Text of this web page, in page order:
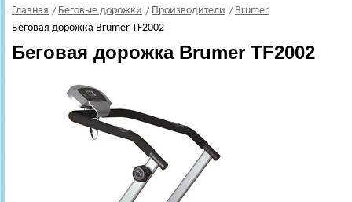
Главная Беговые дорожки Производители
Brumer
Беговая дорожка Brumer TF2002
Беговая дорожка Brumer TF2002